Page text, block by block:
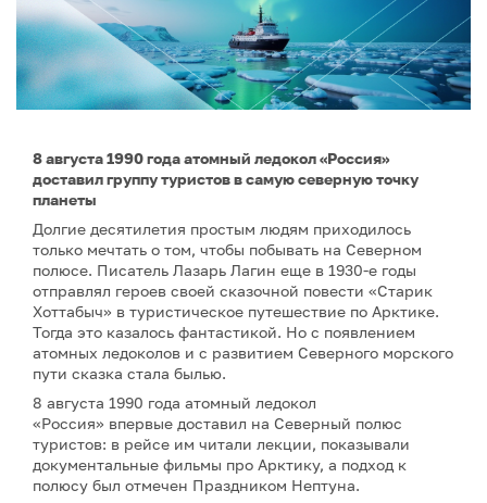
8 августа 1990 года атомный ледокол «Россия»
доставил группу туристов в самую северную точку
планеты
Долгие десятилетия простым людям приходилось
только мечтать о том, чтобы побывать на Северном
полюсе. Писатель Лазарь Лагин еще в 1930-е годы
отправлял героев своей сказочной повести «Старик
Хоттабыч» в туристическое путешествие по Арктике.
Тогда это казалось фантастикой. Но с появлением
атомных ледоколов и с развитием Северного морского
пути сказка стала былью.
8 августа 1990 года атомный ледокол
«Россия» впервые доставил на Северный полюс
туристов: в рейсе им читали лекции, показывали
документальные фильмы про Арктику, а подход к
полюсу был отмечен Праздником Нептуна.